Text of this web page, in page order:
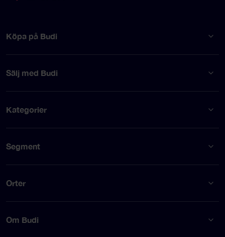
Köpa på Budi
Sälj med Budi
Kategorier
Segment
Orter
Om Budi